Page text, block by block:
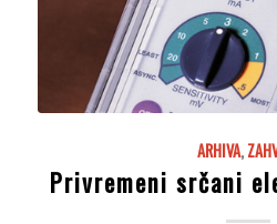
ARHIVA,
Privremeni srčani